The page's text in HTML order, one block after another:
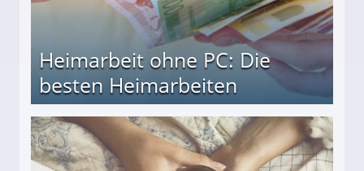
Heimarbeit ohne PC: Die
besten Heimarbeiten